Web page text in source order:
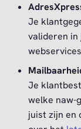
AdresXpres
Je
valideren in
Je
welke naw-
juist zijn en